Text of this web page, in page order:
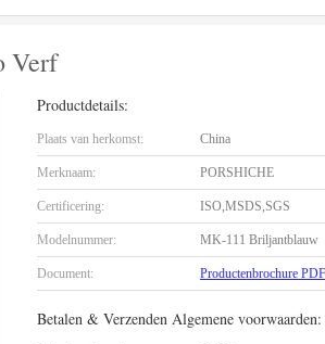
Verf
Productdetails:
Plaats van herkomst: China
Merknaam: PORSHICHE
Certificering: ISO,MSDS,SGS
Modelnummer: MK-111 Briljantblauw
Document: Productenbrochure PDF
Betalen & Verzenden Algemene voorwaarden: